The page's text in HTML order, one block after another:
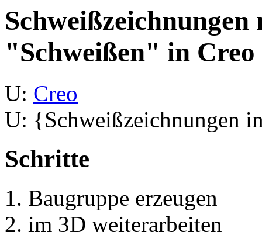
"Schweißen" in Creo
U: Creo
U: {Schweißzeichnungen
Schritte
Baugruppe erzeugen
im 3D weiterarbeiten